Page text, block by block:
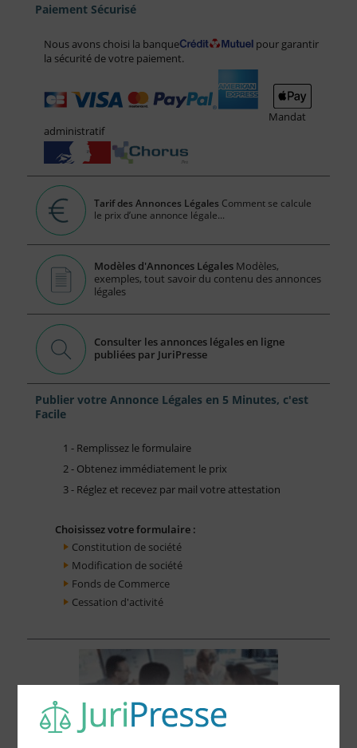
Paiement Sécurisé
Nous avons choisi la banque
pour garantir
la sécurité de votre paiement.
Mandat
administratif
Tarif des Annonces Légales Comment se calcule
le prix d’une annonce légale...
Modèles d'Annonces Légales Modèles,
exemples, tout savoir du contenu des annonces
légales
Consulter les annonces légales en ligne
publiées par JuriPresse
Publier votre Annonce Légales en 5 Minutes, c'est
Facile
1 - Remplissez le formulaire
2 - Obtenez immédiatement le prix
3 - Réglez et recevez par mail votre attestation
Choisissez votre formulaire :
Constitution de société
Modification de société
Fonds de Commerce
Cessation d'activité